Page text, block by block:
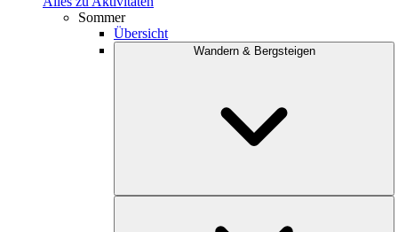
Sommer
Übersicht
Wandern & Bergsteigen